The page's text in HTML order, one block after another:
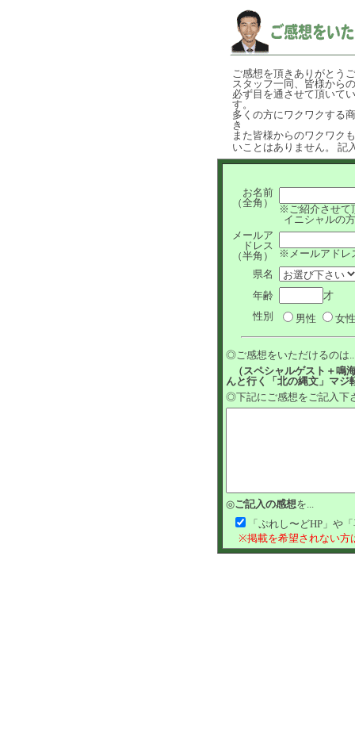
ご感想を頂きありがとう
スタッフ一同、皆様から
必ず目を通させて頂いて
す。
多くの方にワクワクする
き
また皆様からのワクワク
いことはありません。 記
お名前
（全角）
※ご紹介させて
イニシャルの
メールア
ドレス
（半角）
※メールアドレ
県名
年齢
才
性別
男性 女性
◎ご感想をいただけるのは
（スペシャルゲスト＋鳴
んと行く「北の縄文」マジ
◎下記にご感想をご記入下
◎ご記入の感想を...
「ぷれし〜どHP」や
※掲載を希望されない方